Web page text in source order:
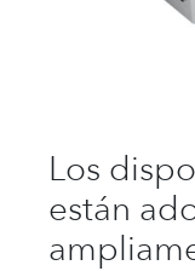
Los
están